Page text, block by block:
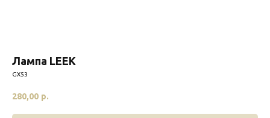
Лампа LEEK
GX53
280,00 р.